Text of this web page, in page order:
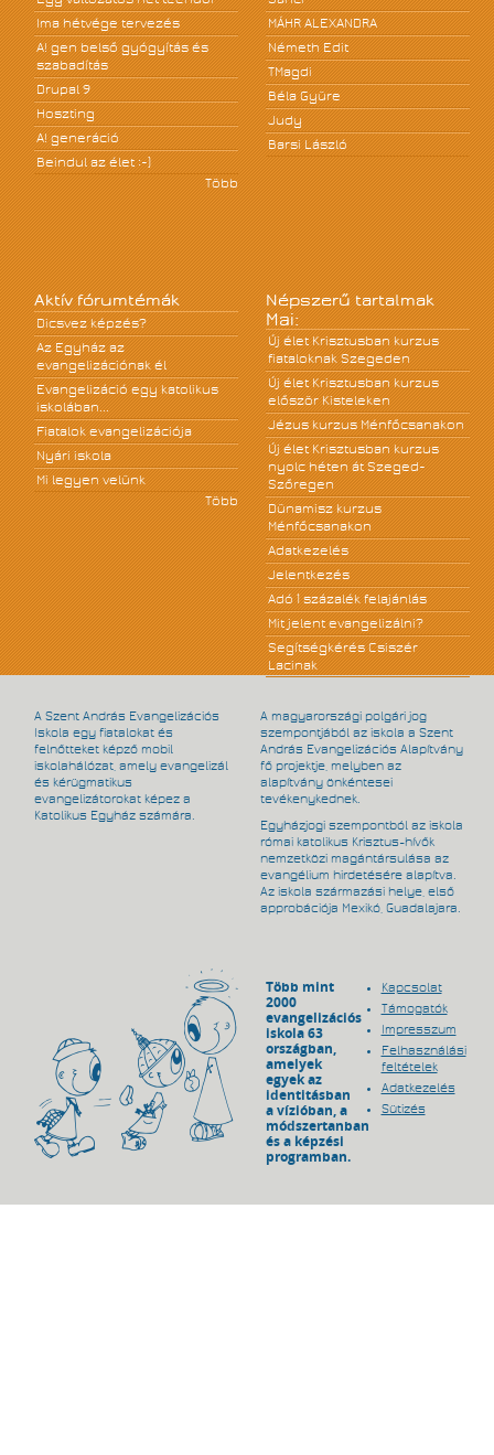
Ima hétvége tervezés
A! gen belső gyógyítás és
szabadítás
Drupal 9
Hoszting
A! generáció
Beindul az élet :-)
Több
MÁHR ALEXANDRA
Németh Edit
TMagdi
Béla Gyüre
Judy
Barsi László
Aktív fórumtémák
Dicsvez képzés?
Az Egyház az
evangelizációnak él
Evangelizáció egy katolikus
iskolában...
Fiatalok evangelizációja
Nyári iskola
Mi legyen velünk
Több
Népszerű tartalmak
Mai:
Új élet Krisztusban kurzus
fiataloknak Szegeden
Új élet Krisztusban kurzus
először Kisteleken
Jézus kurzus Ménfőcsanakon
Új élet Krisztusban kurzus
nyolc héten át Szeged-
Szőregen
Dünamisz kurzus
Ménfőcsanakon
Adatkezelés
Jelentkezés
Adó 1 százalék felajánlás
Mit jelent evangelizálni?
Segítségkérés Csiszér
Lacinak
A Szent András Evangelizációs
Iskola egy fiatalokat és
felnőtteket képző mobil
iskolahálózat, amely evangelizál
és kérügmatikus
evangelizátorokat képez a
Katolikus Egyház számára.
A magyarországi polgári jog
szempontjából az iskola a Szent
András Evangelizációs Alapítvány
fő projektje, melyben az
alapítvány önkéntesei
tevékenykednek.
Egyházjogi szempontból az iskola
római katolikus Krisztus-hívők
nemzetközi magántársulása az
evangélium hirdetésére alapítva.
Az iskola származási helye, első
approbációja Mexikó, Guadalajara.
Több mint
2000
evangelizációs
iskola 63
országban,
amelyek
egyek az
identitásban
a vízióban, a
módszertanban
és a képzési
programban.
Kapcsolat
Támogatók
Impresszum
Felhasználási
feltételek
Adatkezelés
Sütizés